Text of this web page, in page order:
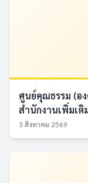
ศูนย์คุณธรรม (อ
สำนักงานเพิ่มเ
3 สิงหาคม 2569